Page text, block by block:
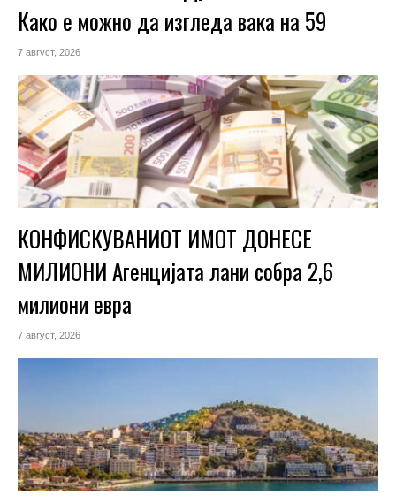
Како е можно да изгледа вака на 59
7 август, 2026
КОНФИСКУВАНИОТ ИМОТ ДОНЕСЕ
МИЛИОНИ Агенцијата лани собра 2,6
милиони евра
7 август, 2026